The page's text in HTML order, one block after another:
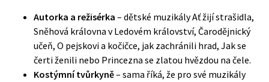
Autorka a režisérka – dětské muzikály Ať žijí strašidla,
Sněhová královna v Ledovém království, Čarodějnický
učeň, O pejskovi a kočičce, jak zachránili hrad, Jak se
čerti ženili nebo Princezna se zlatou hvězdou na čele.
Kostýmní tvůrkyně– sama říká, že pro své muzikály